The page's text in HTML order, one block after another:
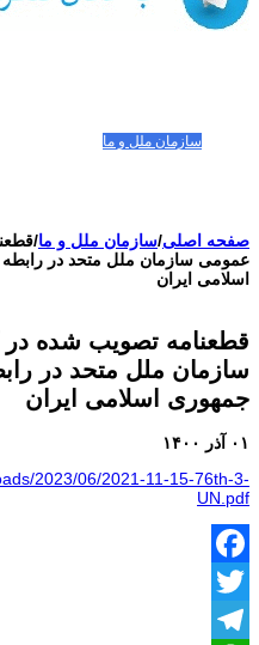
سازمان ملل و ما
صفحه اصلی/سازمان ملل و ما/
عمومی سازمان ملل متحد در
اسلامی ایران
قطعنامه تصویب شده
سازمان ملل متحد در
جمهوری اسلامی ایران
۰۱ آذر ۱۴۰۰
2023/06/2021-11-15-76th-3-
UN.pdf
Facebook
Twitter